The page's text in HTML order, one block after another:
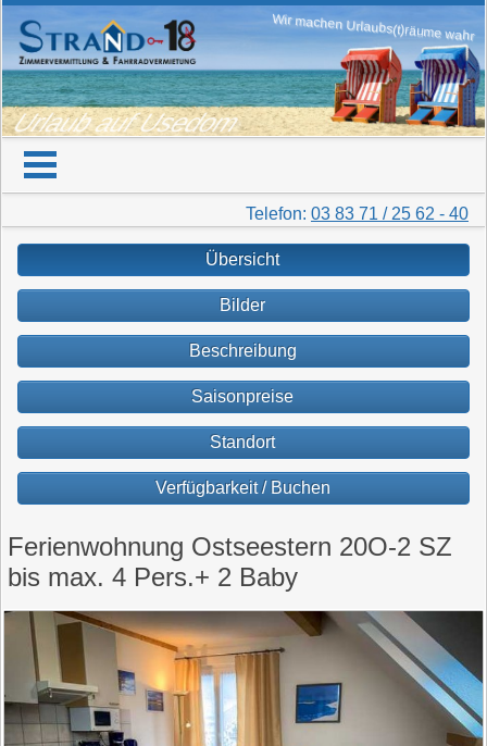
Wir machen Urlaubs(t)räume wahr
Urlaub auf Usedom
Telefon: 03 83 71 / 25 62 - 40
Übersicht
Bilder
Beschreibung
Saisonpreise
Standort
Verfügbarkeit / Buchen
Ferienwohnung Ostseestern 20O-2 SZ
bis max. 4 Pers.+ 2 Baby